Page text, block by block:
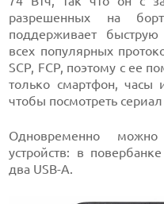
разрешенных на
поддерживает
всех популярных
SCP, FCP, поэтому с ее
только смартфон, часы
чтобы посмотреть
Одновременно
устройств: в
два USB-A.